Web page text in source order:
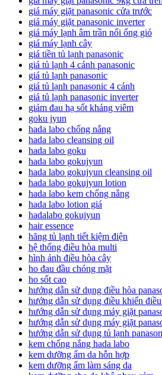
giá máy giặt panasonic cửa trước
giá máy giặt panasonic inverter
giá máy lạnh âm trần nối ống gió
giá máy lạnh cây
giá tiền tủ lạnh panasonic
giá tủ lạnh 4 cánh panasonic
giá tủ lạnh panasonic
giá tủ lạnh panasonic 4 cánh
giá tủ lạnh panasonic inverter
giảm đau hạ sốt kháng viêm
goku jyun
hada labo chống nắng
hada labo cleansing oil
hada labo goku
hada labo gokujyun
hada labo gokujyun cleansing oil
hada labo gokujyun lotion
hada labo kem chống nắng
hada labo lotion giá
hadalabo gokujyun
hair essence
hãng tủ lạnh tiết kiệm điện
hệ thống điều hòa multi
hình ảnh điều hòa cây
ho đau đầu chóng mặt
ho sốt cao
hướng dẫn sử dụng điều hòa
hướng dẫn sử dụng điều khiển
hướng dẫn sử dụng máy giặt
hướng dẫn sử dụng máy giặt
hướng dẫn sử dụng tủ lạnh
kem chống nắng hada labo
kem dưỡng ẩm da hỗn hợp
kem dưỡng ẩm làm sáng da